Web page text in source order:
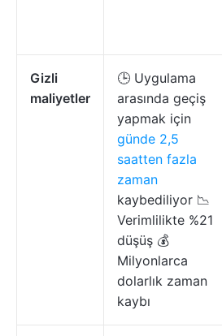
Gizli
maliyetler
🕒 Uygulama
arasında geçiş
yapmak için
günde 2,5
saatten fazla
zaman
kaybediliyor 📉
Verimlilikte %21
düşüş 💰
Milyonlarca
dolarlık zaman
kaybı